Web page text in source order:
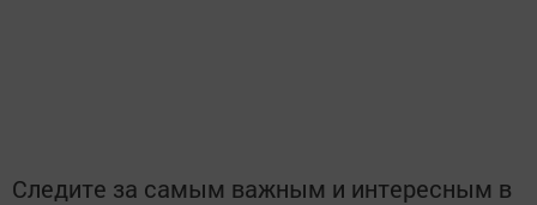
Следите за самым важным и интересным в